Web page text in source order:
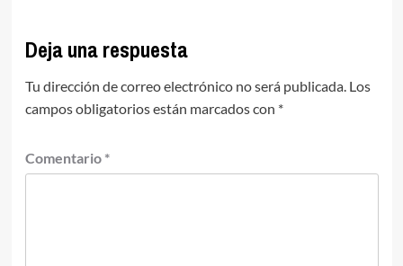
Deja una respuesta
Tu dirección de correo electrónico no será publicada. Los
campos obligatorios están marcados con *
Comentario *